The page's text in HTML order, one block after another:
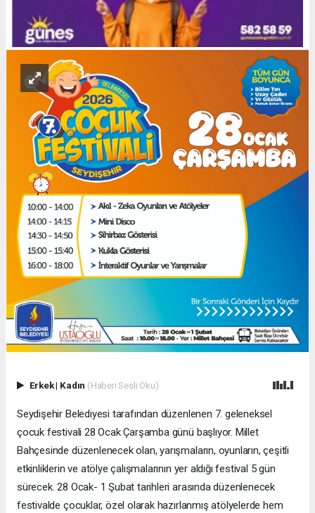
Erkek| Kadın (Haberi Sesli Oku)
Seydişehir Belediyesi tarafından düzenlenen 7. geleneksel
çocuk festivali 28 Ocak Çarşamba günü başlıyor. Millet
Bahçesinde düzenlenecek olan, yarışmaların, oyunların, çeşitli
etkinliklerin ve atölye çalışmalarının yer aldığı festival 5 gün
sürecek. 28 Ocak- 1 Şubat tarihleri arasında düzenlenecek
festivalde çocuklar, özel olarak hazırlanmış atölyelerde hem